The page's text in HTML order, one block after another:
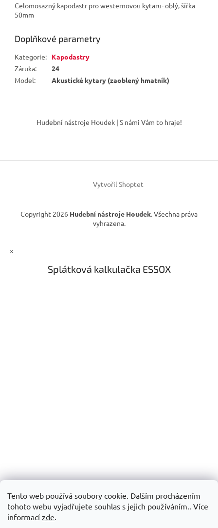
Tento web používá soubory cookie. Dalším procházením
tohoto webu vyjadřujete souhlas s jejich používáním.. Více
informací zde.
Celomosazný kapodastr pro westernovou kytaru- oblý, šířka
50mm
Doplňkové parametry
Kategorie:
Kapodastry
Záruka:
24
Model: Akustické kytary (zaoblený hmatník)
í
Hudební nástroje Houdek | S námi Vám to hraje!
Vytvořil Shoptet
Copyright 2026 Hudební nástroje Houdek. Všechna práva
vyhrazena.
×
Splátková kalkulačka ESSOX